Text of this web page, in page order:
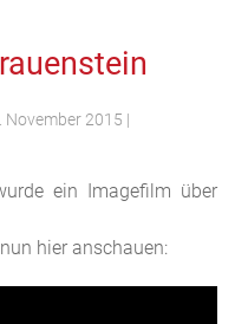
November 2015 |
ein Imagefilm über
hier anschauen: